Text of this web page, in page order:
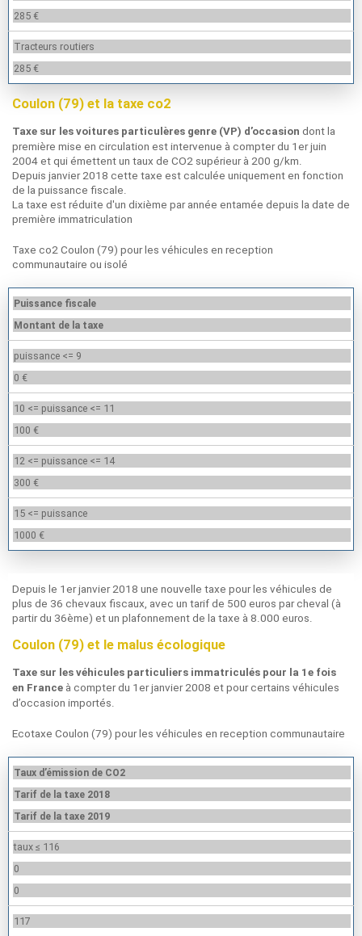
285 €
Tracteurs routiers
285 €
Coulon (79) et la taxe co2
Taxe sur les voitures particulères genre (VP) d’occasion dont la
première mise en circulation est intervenue à compter du 1er juin
2004 et qui émettent un taux de CO2 supérieur à 200 g/km.
Depuis janvier 2018 cette taxe est calculée uniquement en fonction
de la puissance fiscale.
La taxe est réduite d'un dixième par année entamée depuis la date de
première immatriculation
Taxe co2 Coulon (79) pour les véhicules en reception
communautaire ou isolé
Puissance fiscale
Montant de la taxe
puissance <= 9
0 €
10 <= puissance <= 11
100 €
12 <= puissance <= 14
300 €
15 <= puissance
1000 €
Depuis le 1er janvier 2018 une nouvelle taxe pour les véhicules de
plus de 36 chevaux fiscaux, avec un tarif de 500 euros par cheval (à
partir du 36ème) et un plafonnement de la taxe à 8.000 euros.
Coulon (79) et le malus écologique
Taxe sur les véhicules particuliers immatriculés pour la 1e fois
en France à compter du 1er janvier 2008 et pour certains véhicules
d’occasion importés.
Ecotaxe Coulon (79) pour les véhicules en reception communautaire
Taux d’émission de CO2
Tarif de la taxe 2018
Tarif de la taxe 2019
taux ≤ 116
0
0
117